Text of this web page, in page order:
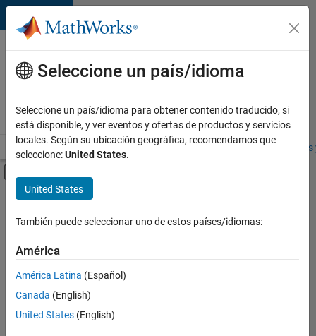
Saltar al contenido
Ofertas
de
empleo
MathWorks
Visión general Búsqueda de empleo Oficinas locales
Contenido principal
FILTRADO POR
Ordenar por
Seleccione un país/idioma
Seleccione un país/idioma para obtener contenido traducido, si
está disponible, y ver eventos y ofertas de productos y servicios
locales. Según su ubicación geográfica, recomendamos que
seleccione:United States.
United States
También puede seleccionar uno de estos países/idiomas:
América
América Latina (Español)
Canada (English)
United States (English)